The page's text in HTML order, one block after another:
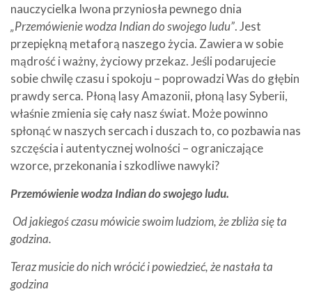
nauczycielka Iwona przyniosła pewnego dnia
„Przemówienie wodza Indian do swojego ludu”. Jest
przepiękną metaforą naszego życia. Zawiera w sobie
mądrość i ważny, życiowy przekaz. Jeśli podarujecie
sobie chwilę czasu i spokoju – poprowadzi Was do głębin
prawdy serca. Płoną lasy Amazonii, płoną lasy Syberii,
właśnie zmienia się cały nasz świat. Może powinno
spłonąć w naszych sercach i duszach to, co pozbawia nas
szczęścia i autentycznej wolności – ograniczające
wzorce, przekonania i szkodliwe nawyki?
Przemówienie wodza Indian do swojego ludu.
Od jakiegoś czasu mówicie swoim ludziom, że zbliża się ta
godzina.
Teraz musicie do nich wrócić i powiedzieć, że nastała ta
godzina